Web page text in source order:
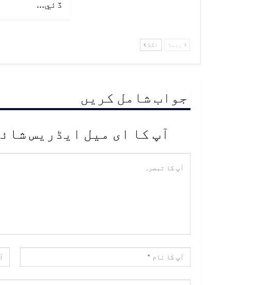
ڏئي…
پچھلا اگلا
جواب شامل کریں
آپ کا ای میل ایڈریس